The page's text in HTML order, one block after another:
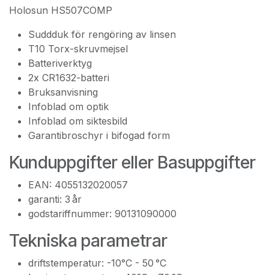
Holosun HS507COMP
Suddduk för rengöring av linsen
T10 Torx-skruvmejsel
Batteriverktyg
2x CR1632-batteri
Bruksanvisning
Infoblad om optik
Infoblad om siktesbild
Garantibroschyr i bifogad form
Kunduppgifter eller Basuppgifter
EAN: 4055132020057
garanti: 3 år
godstariffnummer: 90131090000
Tekniska parametrar
driftstemperatur: -10°C - 50 °C